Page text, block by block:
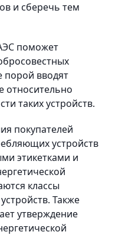
и сберечь тем
поможет
порой вводят
относительно
таких устройств.
покупателей
устройств
этикетками и
классы
Также
утверждение